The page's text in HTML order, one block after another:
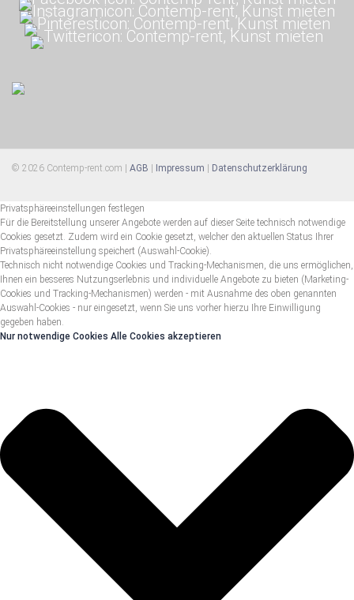
© 2026 Contemp-rent.com | AGB | Impressum | Datenschutzerklärung
Privatsphäreeinstellungen festlegen
Für die Bereitstellung unserer Angebote werden auf dieser Seite technisch notwendige
Cookies gesetzt. Zudem wird ein Cookie gesetzt, welcher den aktuellen Status Ihrer
Privatsphäreeinstellung speichert (Auswahl-Cookie).
Technisch nicht notwendige Cookies und Tracking-Mechanismen, die uns ermöglichen,
Ihnen ein besseres Nutzungserlebnis und individuelle Angebote zu bieten (Marketing-
Cookies und Tracking-Mechanismen) werden - mit Ausnahme des oben genannten
Auswahl-Cookies - nur eingesetzt, wenn Sie uns vorher hierzu Ihre Einwilligung
gegeben haben.
Nur notwendige Cookies Alle Cookies akzeptieren